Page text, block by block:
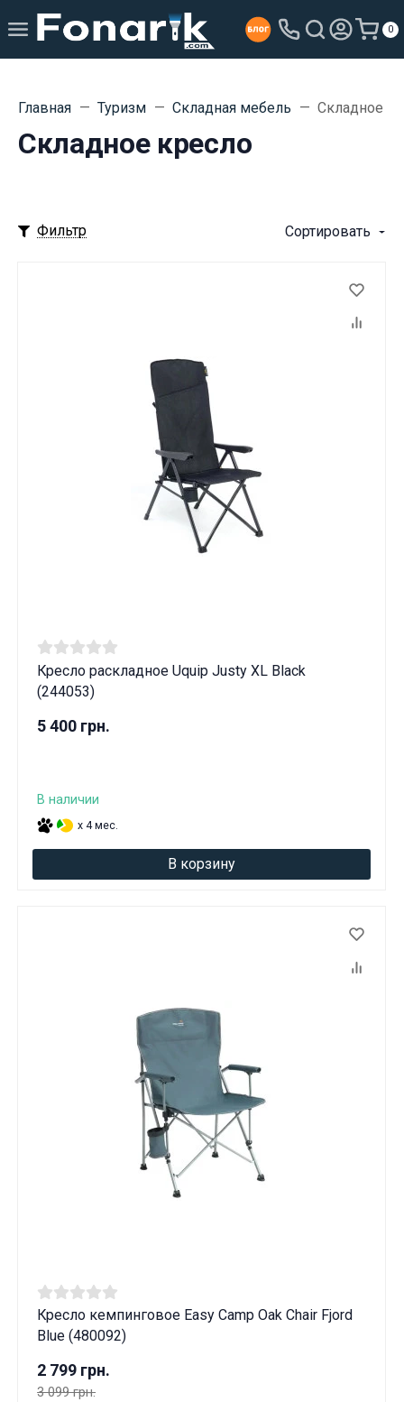
0
Главная Туризм Складная мебель Складное
Складное кресло
Фильтр Сортировать
Кресло раскладное Uquip Justy XL Black
(244053)
5 400 грн.
В наличии
x 4 мес.
В корзину
Кресло кемпинговое Easy Camp Oak Chair Fjord
Blue (480092)
2 799 грн.
3 099 грн.